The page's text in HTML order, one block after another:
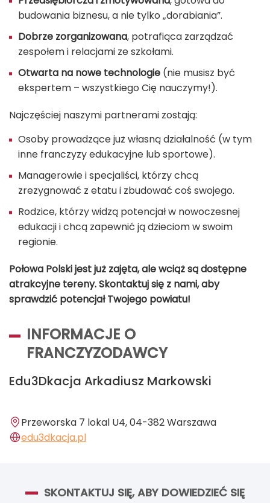
budowania biznesu, a nie tylko „dorabiania”.
Dobrze zorganizowana, potrafiąca zarządzać
zespołem i relacjami ze szkołami.
Otwarta na nowe technologie (nie musisz być
ekspertem – wszystkiego Cię nauczymy!).
Najczęściej naszymi partnerami zostają:
Osoby prowadzące już własną działalność (w tym
inne franczyzy edukacyjne lub sportowe).
Managerowie i specjaliści, którzy chcą
zrezygnować z etatu i zbudować coś swojego.
Rodzice, którzy widzą potencjał w nowoczesnej
edukacji i chcą zapewnić ją dzieciom w swoim
regionie.
Połowa Polski jest już zajęta, ale wciąż są dostępne
atrakcyjne tereny. Skontaktuj się z nami, aby
sprawdzić potencjał Twojego powiatu!
INFORMACJE O
FRANCZYZODAWCY
Edu3Dkacja Arkadiusz Markowski
Przeworska 7 lokal U4, 04-382 Warszawa
edu3dkacja.pl
SKONTAKTUJ SIĘ, ABY DOWIEDZIEĆ SIĘ